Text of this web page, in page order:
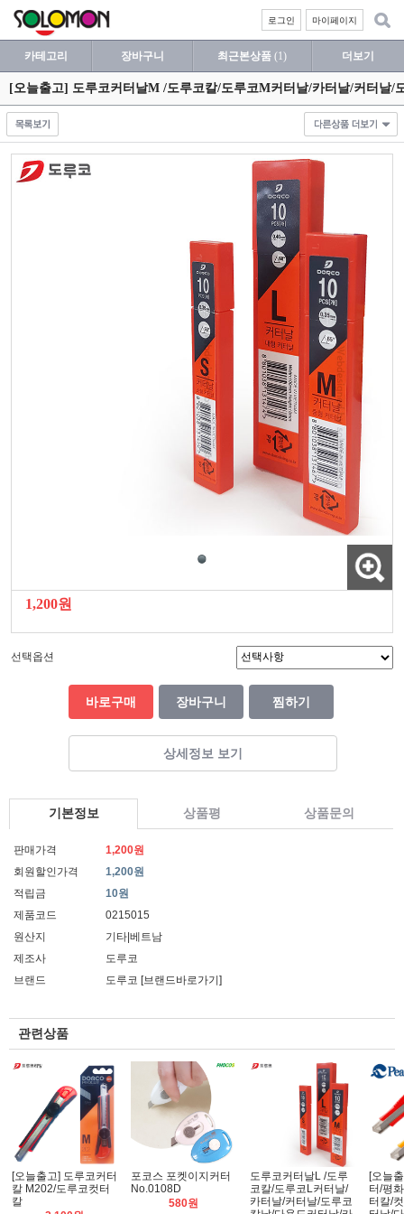
마이페이지
로그인
카테고리 장바구니 최근본상품 (1) 더보기
[오늘출고] 도루코커터날M /도루코칼/도루코M커터날/카터날/커터날/
1,200원
선택옵션
바로구매 장바구니 찜하기
상세정보 보기
기본정보 상품평 상품문의
판매가격
1,200원
회원할인가격
1,200원
적립금
10원
제품코드
0215015
원산지
기타|베트남
제조사
도루코
브랜드
도루코 [브랜드바로가기]
관련상품
[오늘출고] 도루코커터
칼 M202/도루코컷터
칼
포코스 포켓이지커터
No.0108D
580원
도루코커터날L /도루
코칼/도루코L커터날/
카터날/커터날/도루코
[오늘
터/평
터칼/